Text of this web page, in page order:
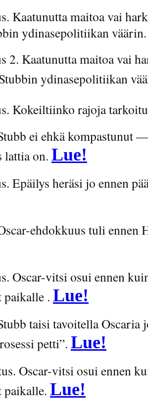
Kaatunutta maitoa vai
ydinasepolitiikan
2. Kaatunutta maitoa vai
ydinasepolitiikan
Kokeiltiinko rajoja
ei ehkä kompastunut
lattia on. Lue!
Epäilys heräsi jo ennen
ehdokkuus tuli ennen
Oscar-vitsi osui ennen
paikalle . Lue!
taisi tavoitella Oscaria
petti”. Lue!
Oscar-vitsi osui ennen
paikalle. Lue!